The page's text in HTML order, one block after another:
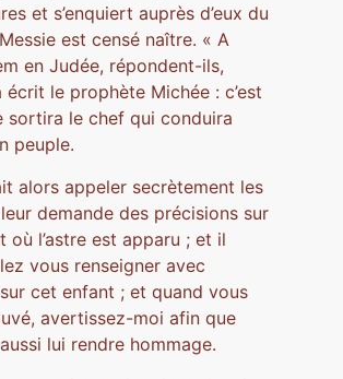
et s’enquiert auprès d’eux du
est censé naître. « A
en Judée, répondent-ils,
écrit le prophète Michée : c’est
sortira le chef qui conduira
peuple.
alors appeler secrètement les
demande des précisions sur
où l’astre est apparu ; et il
vous renseigner avec
cet enfant ; et quand vous
avertissez-moi afin que
lui rendre hommage.